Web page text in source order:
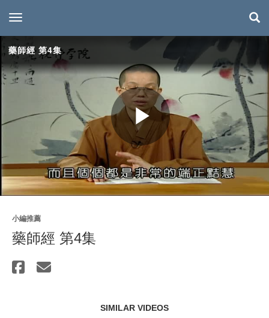
toggle navigation
藥師經 第4集
Play
Video
小編推薦
藥師經 第4集
SIMILAR VIDEOS